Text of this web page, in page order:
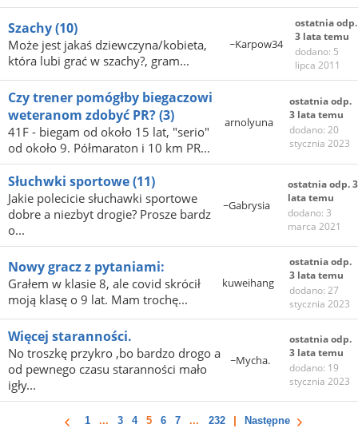
Szachy(10)
Może jest jakaś dziewczyna/kobieta,
która lubi grać w szachy?, gram...
~Karpow34
ostatnia odp.
3 lata temu
dodano: 5
lipca 2011
Czy trener pomógłby biegaczowi
weteranom zdobyć PR?(3)
41F - biegam od około 15 lat, "serio"
od około 9. Półmaraton i 10 km PR...
arnolyuna
ostatnia odp.
3 lata temu
dodano: 20
stycznia 2023
Słuchwki sportowe(11)
Jakie polecicie słuchawki sportowe
dobre a niezbyt drogie? Prosze bardz
o...
~Gabrysia
ostatnia odp. 3
lata temu
dodano: 3
marca 2021
Nowy gracz z pytaniami:
Grałem w klasie 8, ale covid skrócił
moją klasę o 9 lat. Mam trochę...
kuweihang
ostatnia odp.
3 lata temu
dodano: 27
stycznia 2023
Więcej staranności.
No troszkę przykro ,bo bardzo drogo a
od pewnego czasu staranności mało
igły...
~Mycha.
ostatnia odp.
3 lata temu
dodano: 19
stycznia 2023
1 ... 3 4 5 6 7 ... 232 Następne